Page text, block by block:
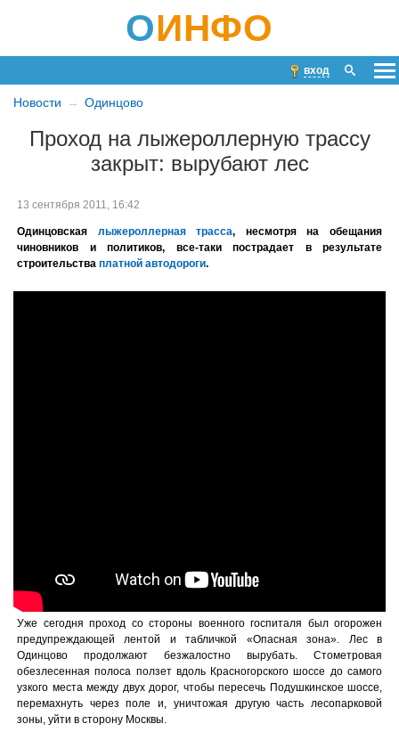
ОИНФО
вход
Новости Одинцово
Проход на лыжероллерную трассу
закрыт: вырубают лес
13 сентября 2011, 16:42
Одинцовская лыжероллерная трасса, несмотря на обещания
чиновников и политиков, все-таки пострадает в результате
строительства платной автодороги.
Уже сегодня проход со стороны военного госпиталя был огорожен
предупреждающей лентой и табличкой «Опасная зона». Лес в
Одинцово продолжают безжалостно вырубать. Стометровая
обезлесенная полоса ползет вдоль Красногорского шоссе до самого
узкого места между двуx дорог, чтобы пересечь Подушкинское шоссе,
перемахнуть через поле и, уничтожая другую часть лесопарковой
зоны, уйти в сторону Москвы.